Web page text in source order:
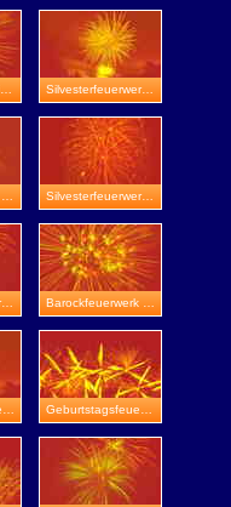
Feuerwerk in Meiningen Silvesterfeuerwerk in Talsperre Heyda
Höhenfeuerwerk in Veste Wachsenburg Silvesterfeuerwerk in Burg Greifenstein
Silvesterfeuerwerk in Worbis Barockfeuerwerk in Ohrdruf
Romantisches Feuerwerk in Burg Posterstein Geburtstagsfeuerwerk in Greiz